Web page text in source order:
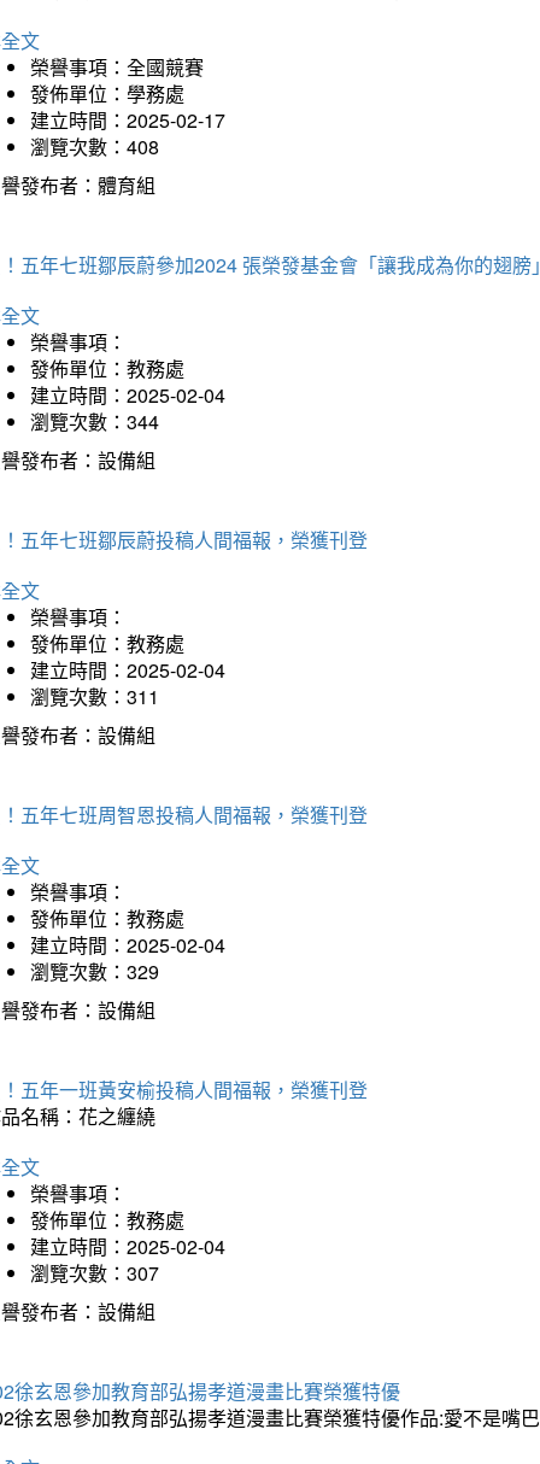
文
榮譽事項：全國競賽
發佈單位：學務處
建立時間：2025-02-17
瀏覽次數：408
發布者：體育組
五年七班鄒辰蔚參加2024 張榮發基金會「讓我成為你的翅
文
榮譽事項：
發佈單位：教務處
建立時間：2025-02-04
瀏覽次數：344
發布者：設備組
五年七班鄒辰蔚投稿人間福報，榮獲刊登
文
榮譽事項：
發佈單位：教務處
建立時間：2025-02-04
瀏覽次數：311
發布者：設備組
五年七班周智恩投稿人間福報，榮獲刊登
文
榮譽事項：
發佈單位：教務處
建立時間：2025-02-04
瀏覽次數：329
發布者：設備組
五年一班黃安榆投稿人間福報，榮獲刊登
名稱：花之纏繞
文
榮譽事項：
發佈單位：教務處
建立時間：2025-02-04
瀏覽次數：307
發布者：設備組
徐玄恩參加教育部弘揚孝道漫畫比賽榮獲特優
徐玄恩參加教育部弘揚孝道漫畫比賽榮獲特優作品:愛不是嘴